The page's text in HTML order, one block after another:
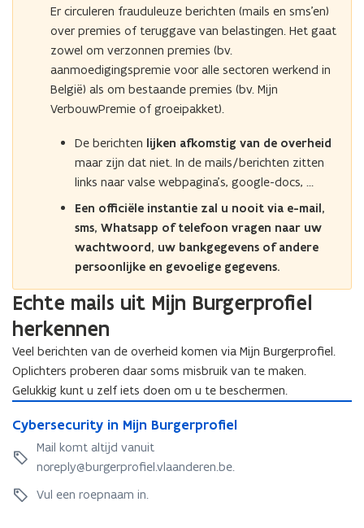
n
t
i
n
n
i
u
w
v
e
n
s
t
e
r
Er circuleren frauduleuze berichten (mails en sms’en)
over premies of teruggave van belastingen. Het gaat
zowel om verzonnen premies (bv.
aanmoedigingspremie voor alle sectoren werkend in
België) als om bestaande premies (bv. Mijn
VerbouwPremie of groeipakket).
De berichten lijken afkomstig van de overheid
maar zijn dat niet. In de mails/berichten zitten
links naar valse webpagina’s, google-docs, …
Een officiële instantie zal u nooit via e-mail,
sms, Whatsapp of telefoon vragen naar uw
wachtwoord, uw bankgegevens of andere
persoonlijke en gevoelige gegevens.
Echte mails uit Mijn Burgerprofiel
herkennen
Veel berichten van de overheid komen via Mijn Burgerprofiel.
Oplichters proberen daar soms misbruik van te maken.
Gelukkig kunt u zelf iets doen om u te beschermen.
y
e
s
Cybersecurity in Mijn Burgerprofiel
C
b
r
Mail komt altijd vanuit
noreply@burgerprofiel.vlaanderen.be.
Vul een roepnaam in.